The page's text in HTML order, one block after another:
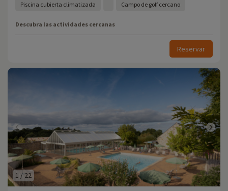
Piscina cubierta climatizada Campo de golf cercano
Descubra las actividades cercanas
Reservar
1 / 22